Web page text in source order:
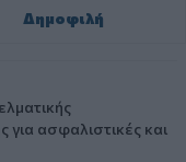
Δημοφιλή
ασφαλιστικές και